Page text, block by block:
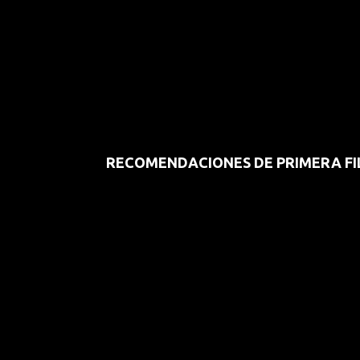
RECOMENDACIONES DE PRIMERA